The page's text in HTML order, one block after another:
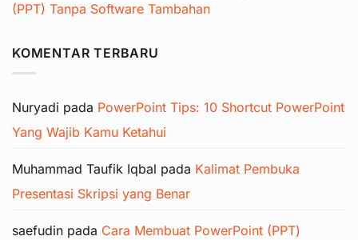
(PPT) Tanpa Software Tambahan
KOMENTAR TERBARU
Nuryadi pada PowerPoint Tips: 10 Shortcut PowerPoint
Yang Wajib Kamu Ketahui
Muhammad Taufik Iqbal pada Kalimat Pembuka
Presentasi Skripsi yang Benar
saefudin pada Cara Membuat PowerPoint (PPT)